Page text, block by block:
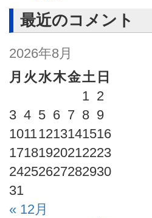
最近のコメント
2026年8月
月 火水木金土 日
1 2
3 4 5 6 7 8 9
10111213141516
17181920212223
24252627282930
31
« 12月